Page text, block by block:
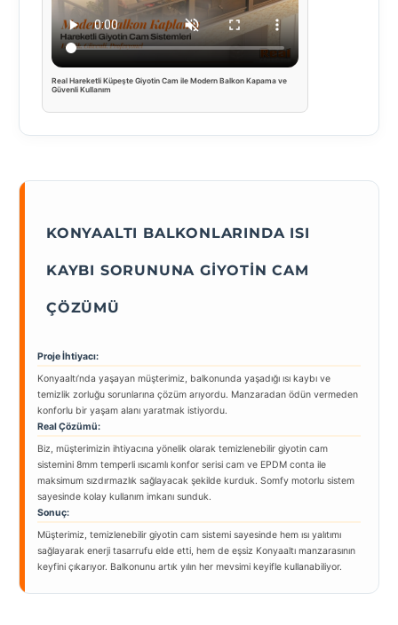
Real Hareketli Küpeşte Giyotin Cam ile Modern Balkon Kapama ve
Güvenli Kullanım
KONYAALTI BALKONLARINDA ISI
KAYBI SORUNUNA GIYOTIN CAM
ÇÖZÜMÜ
Proje İhtiyacı:
Konyaaltı’nda yaşayan müşterimiz, balkonunda yaşadığı ısı kaybı ve
temizlik zorluğu sorunlarına çözüm arıyordu. Manzaradan ödün vermeden
konforlu bir yaşam alanı yaratmak istiyordu.
Real Çözümü:
Biz, müşterimizin ihtiyacına yönelik olarak temizlenebilir giyotin cam
sistemini 8mm temperli ısıcamlı konfor serisi cam ve EPDM conta ile
maksimum sızdırmazlık sağlayacak şekilde kurduk. Somfy motorlu sistem
sayesinde kolay kullanım imkanı sunduk.
Sonuç:
Müşterimiz, temizlenebilir giyotin cam sistemi sayesinde hem ısı yalıtımı
sağlayarak enerji tasarrufu elde etti, hem de eşsiz Konyaaltı manzarasının
keyfini çıkarıyor. Balkonunu artık yılın her mevsimi keyifle kullanabiliyor.